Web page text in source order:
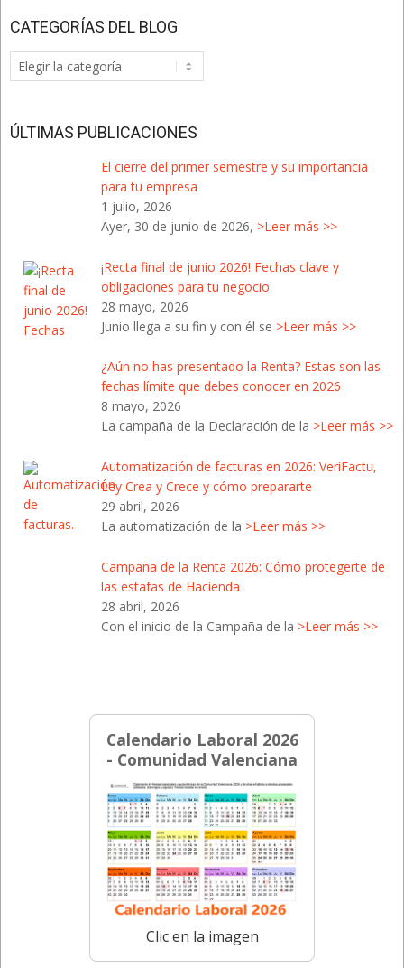
CATEGORÍAS DEL BLOG
Categorías
del
ÚLTIMAS PUBLICACIONES
El cierre del primer semestre y su importancia
para tu empresa
1 julio, 2026
Ayer, 30 de junio de 2026, >Leer más >>
¡Recta final de junio 2026! Fechas clave y
obligaciones para tu negocio
28 mayo, 2026
Junio llega a su fin y con él se >Leer más >>
¿Aún no has presentado la Renta? Estas son las
fechas límite que debes conocer en 2026
8 mayo, 2026
La campaña de la Declaración de la >Leer más >>
Automatización de facturas en 2026: VeriFactu,
Ley Crea y Crece y cómo prepararte
29 abril, 2026
La automatización de la >Leer más >>
Campaña de la Renta 2026: Cómo protegerte de
las estafas de Hacienda
28 abril, 2026
Con el inicio de la Campaña de la >Leer más >>
Calendario Laboral 2026
- Comunidad Valenciana
Clic en la imagen